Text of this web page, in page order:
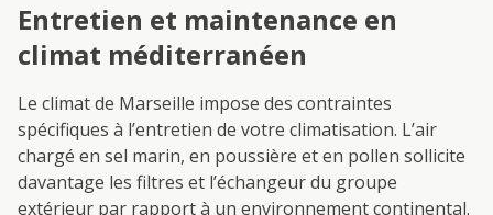
Entretien et maintenance en
climat méditerranéen
Le climat de Marseille impose des contraintes
spécifiques à l’entretien de votre climatisation. L’air
chargé en sel marin, en poussière et en pollen sollicite
davantage les filtres et l’échangeur du groupe
extérieur par rapport à un environnement continental.